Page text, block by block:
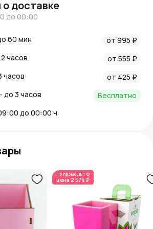
доставке
до 00:00
60 мин
от 995 ₽
часов
от 555 ₽
часов
от 425 ₽
3 часов
Бесплатно
до 00:00 ч
По промоЛЕТО
цена 2 574 ₽